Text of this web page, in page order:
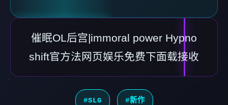
催眠OL后宫|immoral power Hypno
shift官方法网页娱乐免费下面载接收
#SLG #新作